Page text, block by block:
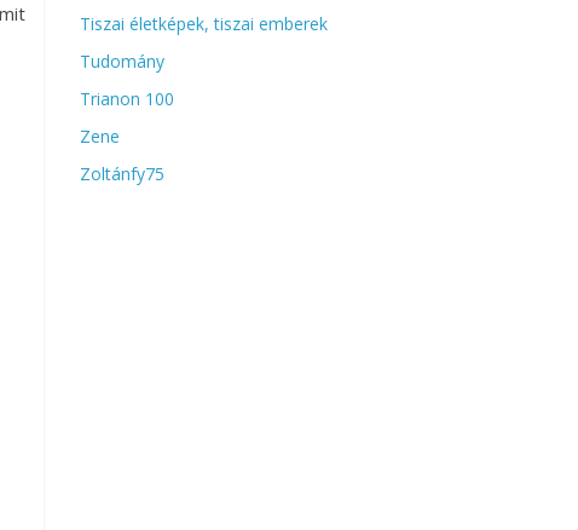
Tiszai életképek, tiszai emberek
Tudomány
Trianon 100
Zene
Zoltánfy75